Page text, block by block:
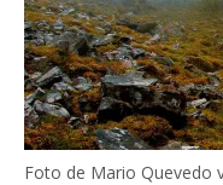
Foto de Mario Quevedo